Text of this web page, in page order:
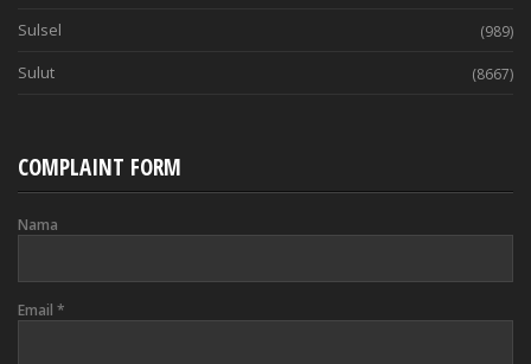
Sulsel (989)
Sulut (8667)
COMPLAINT FORM
Nama
Email *